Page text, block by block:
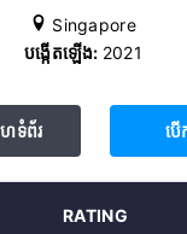
Singapore
បង្កើតឡើង: 2021
ហទំព័រ ប
RATING